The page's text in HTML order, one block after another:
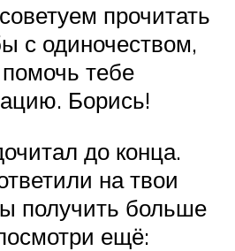
прочитать
с одиночеством,
тебе
Борись!
до конца.
на твои
получить больше
ещё: